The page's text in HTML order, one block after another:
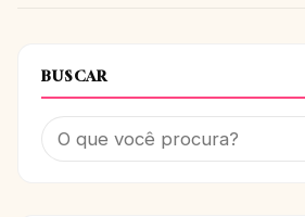
BUSCAR